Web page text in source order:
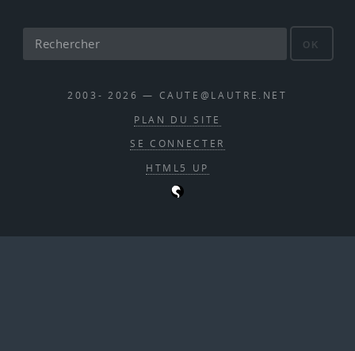
OK
2003- 2026 — CAUTE@LAUTRE.NET
PLAN DU SITE
SE CONNECTER
HTML5 UP